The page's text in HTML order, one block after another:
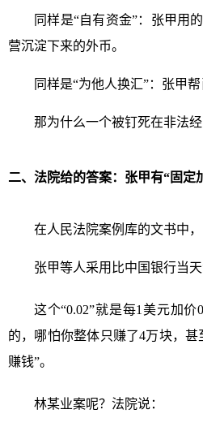
同样是“自有资金”：张甲用
营沉淀下来的外币。
同样是“为他人换汇”：张甲
那为什么一个被钉死在非法
二、法院给的答案：张甲有“固定
在人民法院案例库的文书中
张甲等人采用比中国银行当
这个“0.02”就是每1美元加
的，哪怕你整体只赚了4万块，
赚钱”。
林某业案呢？法院说：